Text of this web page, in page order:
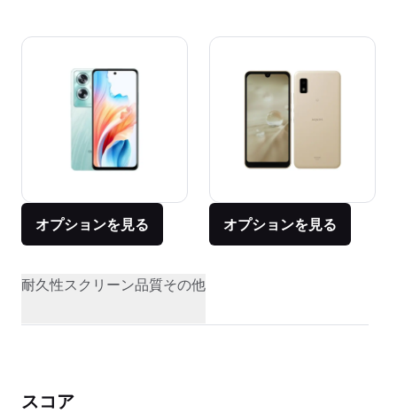
オプションを見る オプションを見る
耐久性スクリーン品質その他
スコア